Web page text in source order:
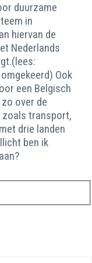
duurzame
in
hiervan de
Nederlands
Ook
een Belgisch
over de
transport,
drie landen
ben ik